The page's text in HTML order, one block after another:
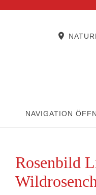
NAVIGATION
Rosenbild